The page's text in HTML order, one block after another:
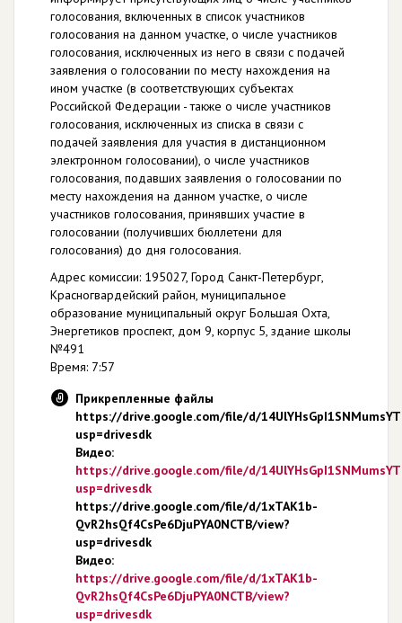
голосования, включенных в список участников
голосования на данном участке, о числе участников
голосования, исключенных из него в связи с подачей
заявления о голосовании по месту нахождения на
ином участке (в соответствующих субъектах
Российской Федерации - также о числе участников
голосования, исключенных из списка в связи с
подачей заявления для участия в дистанционном
электронном голосовании), о числе участников
голосования, подавших заявления о голосовании по
месту нахождения на данном участке, о числе
участников голосования, принявших участие в
голосовании (получивших бюллетени для
голосования) до дня голосования.
Адрес комиссии: 195027, Город Санкт-Петербург,
Красногвардейский район, муниципальное
образование муниципальный округ Большая Охта,
Энергетиков проспект, дом 9, корпус 5, здание школы
№491
Время: 7:57
Прикрепленные файлы
https://drive.google.com/file/d/
usp=drivesdk
Видео:
https://drive.google.com/file/d/
usp=drivesdk
https://drive.google.com/file/d/1xTAK1b-
QvR2hsQf4CsPe6DjuPYA0NCTB/view?
usp=drivesdk
Видео:
https://drive.google.com/file/d/1xTAK1b-
QvR2hsQf4CsPe6DjuPYA0NCTB/view?
usp=drivesdk